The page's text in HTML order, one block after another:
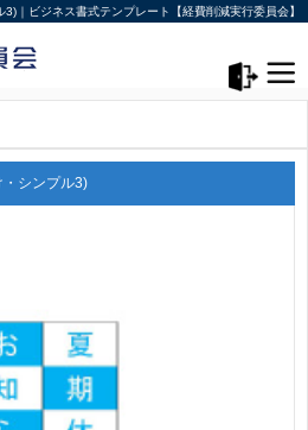
｜ビジネス書式テンプレート【経費削減実行委員会】
シンプル3)